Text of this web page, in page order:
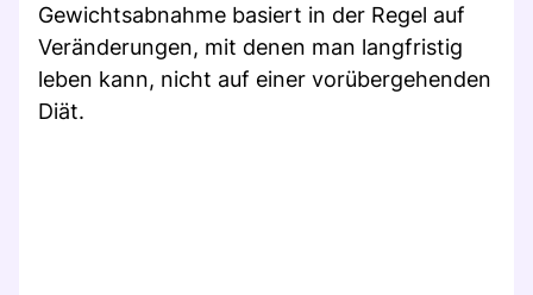
Gewichtsabnahme basiert in der Regel auf
Veränderungen, mit denen man langfristig
leben kann, nicht auf einer vorübergehenden
Diät.